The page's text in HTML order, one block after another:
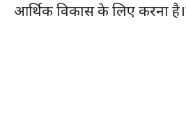
आर्थिक विकास के लिए करना